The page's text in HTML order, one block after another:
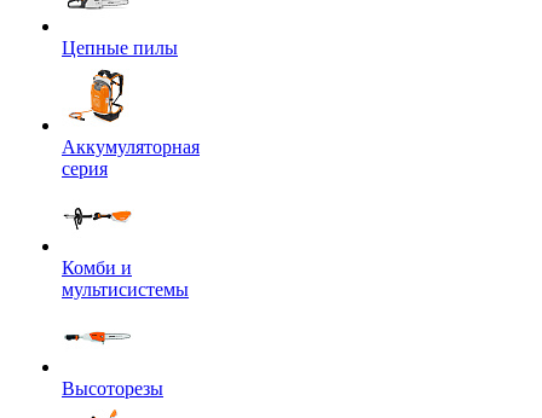
Цепные пилы
Аккумуляторная
серия
Комби и
мультисистемы
Высоторезы